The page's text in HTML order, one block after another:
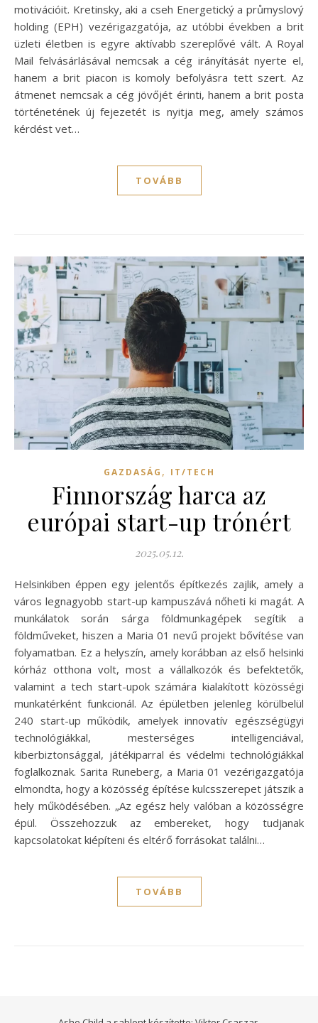
motivációit. Kretinsky, aki a cseh Energetický a průmyslový
holding (EPH) vezérigazgatója, az utóbbi években a brit
üzleti életben is egyre aktívabb szereplővé vált. A Royal
Mail felvásárlásával nemcsak a cég irányítását nyerte el,
hanem a brit piacon is komoly befolyásra tett szert. Az
átmenet nemcsak a cég jövőjét érinti, hanem a brit posta
történetének új fejezetét is nyitja meg, amely számos
kérdést vet…
TOVÁBB
GAZDASÁG , IT/TECH
Finnország harca az
európai start-up trónért
2025.05.12.
Helsinkiben éppen egy jelentős építkezés zajlik, amely a
város legnagyobb start-up kampuszává nőheti ki magát. A
munkálatok során sárga földmunkagépek segítik a
földműveket, hiszen a Maria 01 nevű projekt bővítése van
folyamatban. Ez a helyszín, amely korábban az első helsinki
kórház otthona volt, most a vállalkozók és befektetők,
valamint a tech start-upok számára kialakított közösségi
munkatérként funkcionál. Az épületben jelenleg körülbelül
240 start-up működik, amelyek innovatív egészségügyi
technológiákkal, mesterséges intelligenciával,
kiberbiztonsággal, játékiparral és védelmi technológiákkal
foglalkoznak. Sarita Runeberg, a Maria 01 vezérigazgatója
elmondta, hogy a közösség építése kulcsszerepet játszik a
hely működésében. „Az egész hely valóban a közösségre
épül. Összehozzuk az embereket, hogy tudjanak
kapcsolatokat kiépíteni és eltérő forrásokat találni…
TOVÁBB